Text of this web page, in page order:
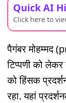
Quick AI
Click here to
पैगंबर मोहम्मद
टिप्पणी को
को हिंसक
रहा. यहां